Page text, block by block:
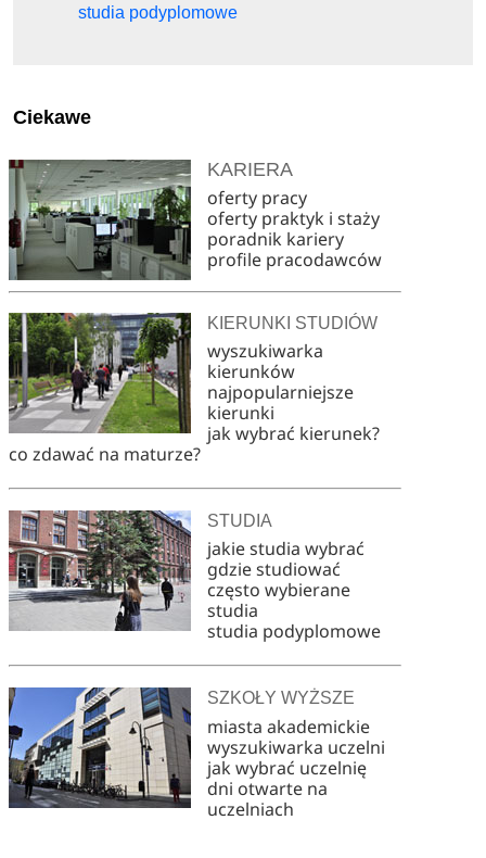
studia podyplomowe
Ciekawe
KARIERA
oferty pracy
oferty praktyk i staży
poradnik kariery
profile pracodawców
KIERUNKI STUDIÓW
wyszukiwarka
kierunków
najpopularniejsze
kierunki
jak wybrać kierunek?
co zdawać na maturze?
STUDIA
jakie studia wybrać
gdzie studiować
często wybierane
studia
studia podyplomowe
SZKOŁY WYŻSZE
miasta akademickie
wyszukiwarka uczelni
jak wybrać uczelnię
dni otwarte na
uczelniach